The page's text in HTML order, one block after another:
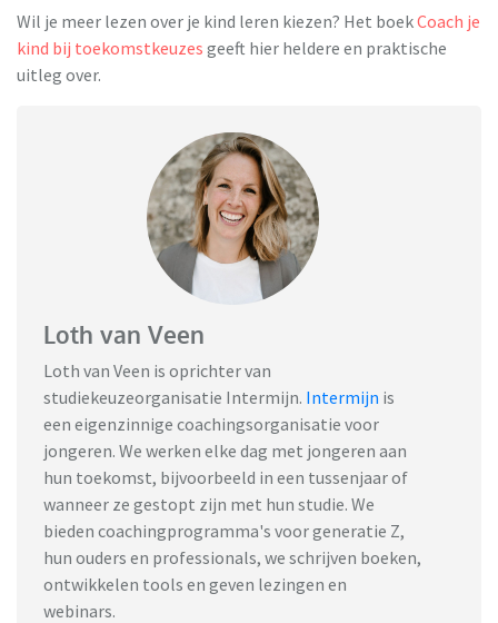
Wil je meer lezen over je kind leren kiezen? Het boekCoach je
kind bij toekomstkeuzes geeft hier heldere en praktische
uitleg over.
Loth van Veen
Loth van Veen is oprichter van
studiekeuzeorganisatie Intermijn. Intermijn is
een eigenzinnige coachingsorganisatie voor
jongeren. We werken elke dag met jongeren aan
hun toekomst, bijvoorbeeld in een tussenjaar of
wanneer ze gestopt zijn met hun studie. We
bieden coachingprogramma's voor generatie Z,
hun ouders en professionals, we schrijven boeken,
ontwikkelen tools en geven lezingen en
webinars.